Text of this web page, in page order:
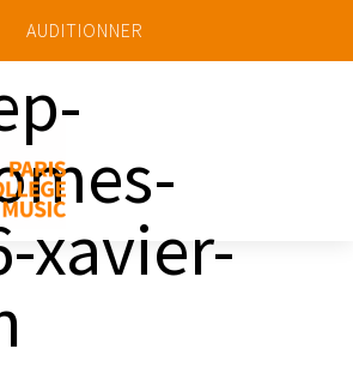
AUDITIONNER
xavier-